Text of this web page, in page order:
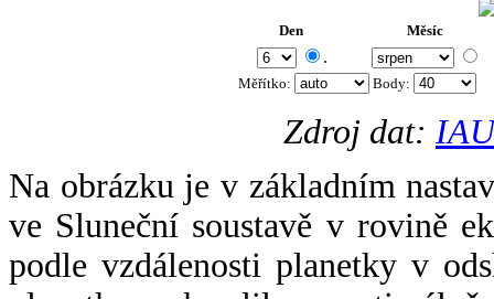
Den Měsíc
.
Měřítko: Body:
Zdroj dat:
Na obrázku je v základním
ve Sluneční soustavě v rovině
podle vzdálenosti planetky v